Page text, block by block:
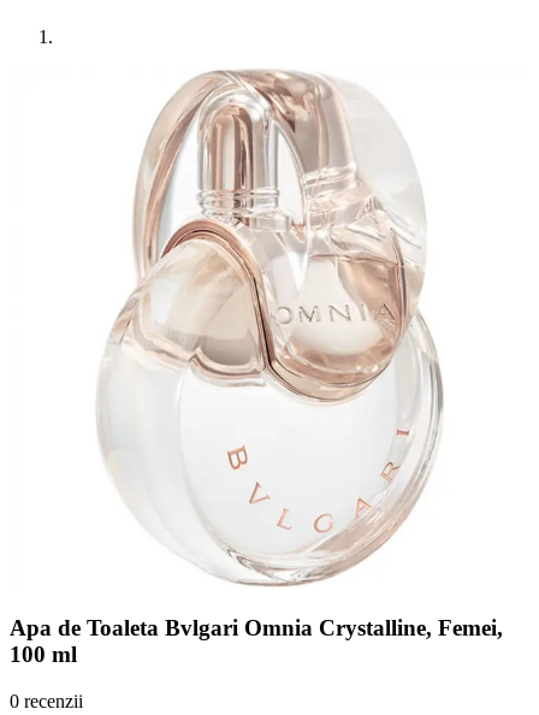
Apa de Toaleta Bvlgari Omnia Crystalline, Femei,
100 ml
0 recenzii